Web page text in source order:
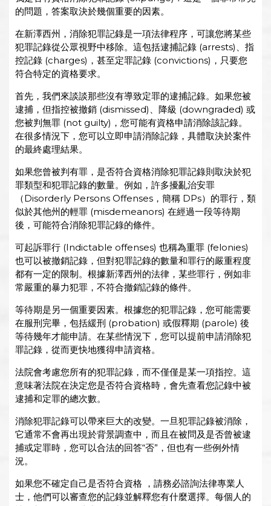
的問題，答案取決於幾個重要的因素。
在新澤西州，消除犯罪記錄是一項法律程序，可讓您將某些
犯罪記錄從公眾視野中移除。這包括逮捕記錄 (arrests)、指
控記錄 (charges)，甚至定罪記錄 (convictions)，只要您
符合特定的資格要求。
首先，我們來談談那些沒有導致定罪的逮捕記錄。如果您被
逮捕，但指控被撤銷 (dismissed)、降級 (downgraded) 或
您被判無罪 (not guilty)，您可能有資格申請消除該記錄。
在很多情況下，您可以立即申請消除記錄，具體取決於案件
的最終處理結果。
如果您曾被判有罪，是否符合資格消除犯罪記錄則取決於犯
罪類型和犯罪記錄的數量。例如，許多擾亂治安罪
（Disorderly Persons Offenses，簡稱 DPs）的罪行，類
似於其他州的輕罪 (misdemeanors) 在經過一段等待期
後，可能符合消除犯罪記錄的條件。
可起訴罪行 (Indictable offenses) 也稱為重罪 (felonies)
也可以被撤銷記錄，但對犯罪記錄的數量和罪行的嚴重程度
都有一定的限制。根據新澤西州的法律，某些罪行，例如非
常嚴重的暴力犯罪，不符合撤銷記錄的條件。
等待期是另一個重要因素。根據您的犯罪記錄，您可能需要
在服刑完畢，包括緩刑 (probation) 或假釋期 (parole) 後
等待幾年才能申請。在某些情況下，您可以提前申請消除犯
罪記錄，從而更快地獲得申請資格。
法院會考慮您所有的犯罪記錄，而不僅僅是某一項指控。這
意味著法院在決定您是否符合資格時，會先查看您記錄中被
逮捕和定罪的總次數。
消除犯罪記錄可以帶來巨大的改變。一旦犯罪記錄被消除，
它通常不會再出現於背景調查中，而且在被問及是否曾被逮
捕或定罪時，您可以合法的回答“否”，但也有一些例外情
況。
如果您不確定自己是否符合資格 ，請務必諮詢法律專業人
士，他們可以審查您的記錄並解釋您有什麼選擇。每個人的